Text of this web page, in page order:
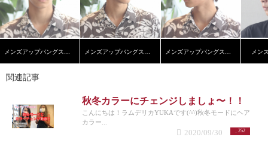
メン
関連記事
秋冬カラーにチェンジしましょ〜！！
こんにちは！ラムデリカYUKAです(^^)秋冬モードにヘア
カラー...
252
2020/09/30